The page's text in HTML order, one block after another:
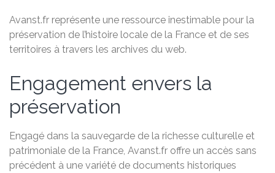
Avanst.fr représente une ressource inestimable pour la
préservation de l’histoire locale de la France et de ses
territoires à travers les archives du web.
Engagement envers la
préservation
Engagé dans la sauvegarde de la richesse culturelle et
patrimoniale de la France, Avanst.fr offre un accès sans
précédent à une variété de documents historiques